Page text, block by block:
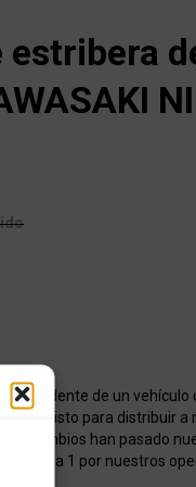
estribera
procedente de un
listo para distribuir
recambios han pasado
1 a 1 por nuestros